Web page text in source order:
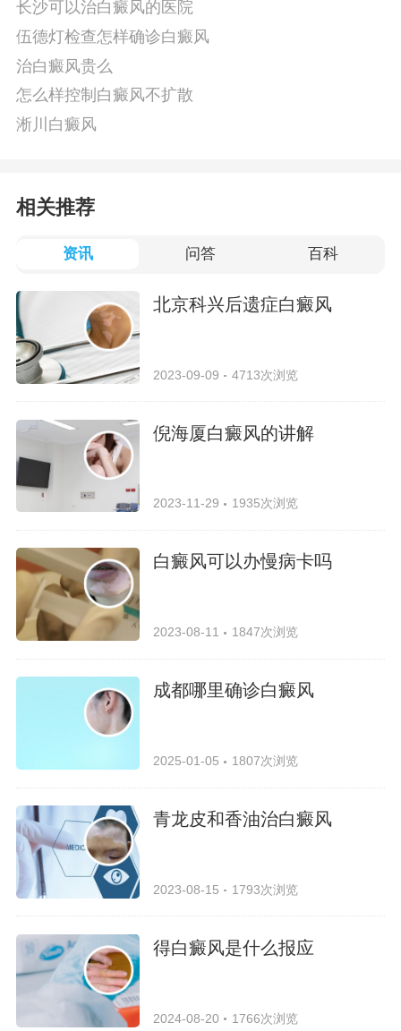
长沙可以治白癜风的医院
伍德灯检查怎样确诊白癜风
治白癜风贵么
怎么样控制白癜风不扩散
淅川白癜风
相关推荐
资讯 问答 百科
北京科兴后遗症白癜风
2023-09-09 4713次浏览
倪海厦白癜风的讲解
2023-11-29 1935次浏览
白癜风可以办慢病卡吗
2023-08-11 1847次浏览
成都哪里确诊白癜风
2025-01-05 1807次浏览
青龙皮和香油治白癜风
2023-08-15 1793次浏览
得白癜风是什么报应
2024-08-20 1766次浏览